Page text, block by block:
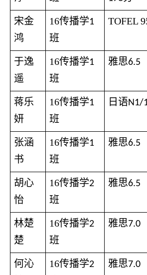
宋金
鸿
16传播学1
班
TOFEL
于逸
遥
16传播学1
班
雅思6.5
蒋乐
妍
16传播学1
班
日语N1/
张涵
书
16传播学1
班
雅思6.5
胡心
怡
16传播学2
班
雅思6.5
林楚
楚
16传播学2
班
雅思7.0
何沁
16传播学2 雅思7.0